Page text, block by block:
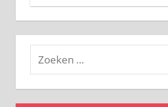
Zoeken